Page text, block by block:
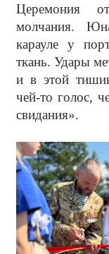
Церемония
молчания.
карауле у
ткань. Удары
и в этой
чей-то голос,
свидания».